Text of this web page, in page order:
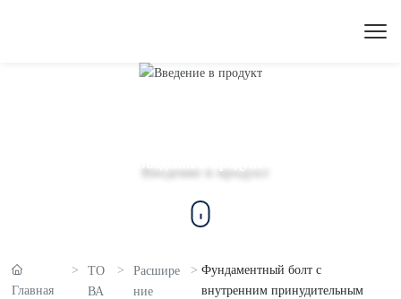
Главная
ТО
ВА
Расшире
ние
Фундаментный болт с
внутренним принудительным